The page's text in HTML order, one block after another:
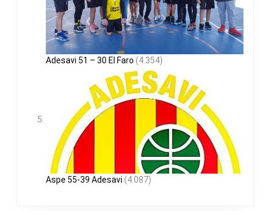
Adesavi 51 – 30 El Faro (4.354)
Aspe 55-39 Adesavi (4.087)